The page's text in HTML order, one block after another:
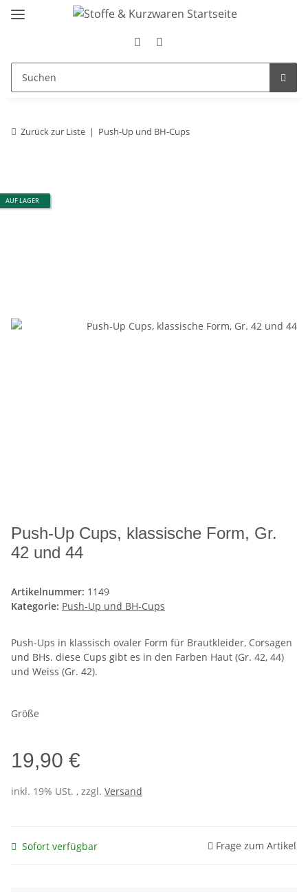
Zurück zur Liste Push-Up und BH-Cups
AUF LAGER
Push-Up Cups, klassische Form, Gr.
42 und 44
Artikelnummer: 1149
Kategorie: Push-Up und BH-Cups
Push-Ups in klassisch ovaler Form für Brautkleider, Corsagen
und BHs. diese Cups gibt es in den Farben Haut (Gr. 42, 44)
und Weiss (Gr. 42).
Größe
19,90 €
inkl. 19% USt. , zzgl. Versand
Sofort verfügbar Frage zum Artikel